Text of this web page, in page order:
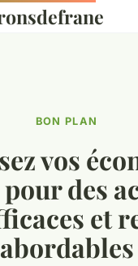
BON PLAN
vos
des
et
abordables